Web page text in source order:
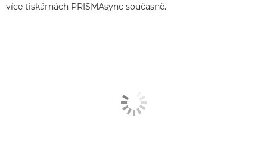
více tiskárnách PRISMAsync současně.